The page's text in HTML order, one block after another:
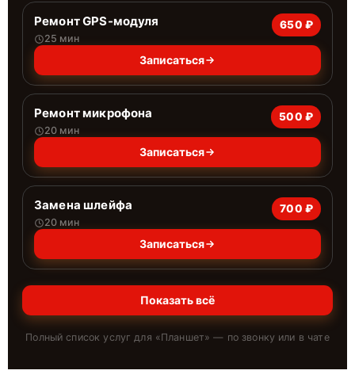
Ремонт GPS-модуля
25 мин
650 ₽
Записаться
Ремонт микрофона
20 мин
500 ₽
Записаться
Замена шлейфа
20 мин
700 ₽
Записаться
Показать всё
Полный список услуг для «Планшет» — по звонку или в чате